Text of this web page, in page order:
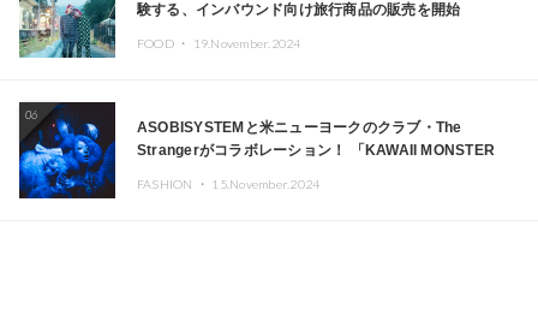
験する、インバウンド向け旅行商品の販売を開始
FOOD ・ 19.November.2024
06
ASOBISYSTEMと米ニューヨークのクラブ・The
Strangerがコラボレーション！ 「KAWAII MONSTER
FASHION ・ 15.November.2024